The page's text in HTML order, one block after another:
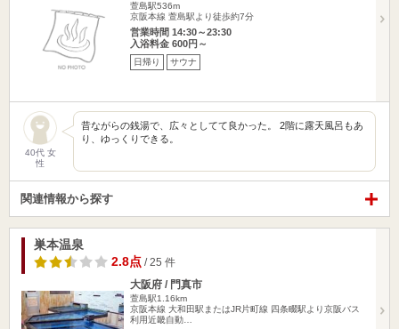
萱島駅536m
京阪本線 萱島駅より徒歩約7分
営業時間 14:30～23:30
入浴料金 600円～
日帰り サウナ
40代 女
性
昔ながらの銭湯で、広々としてて良かった。 2階に露天風呂もあ
り、ゆっくりできる。
関連情報から探す
巣本温泉
2.8点 / 25 件
大阪府 / 門真市
萱島駅1.16km
京阪本線 大和田駅またはJR片町線 四条畷駅より京阪バス
利用近畿自動…